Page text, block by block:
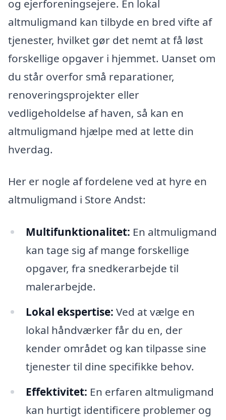
og ejerforeningsejere. En lokal
altmuligmand kan tilbyde en bred vifte af
tjenester, hvilket gør det nemt at få løst
forskellige opgaver i hjemmet. Uanset om
du står overfor små reparationer,
renoveringsprojekter eller
vedligeholdelse af haven, så kan en
altmuligmand hjælpe med at lette din
hverdag.
Her er nogle af fordelene ved at hyre en
altmuligmand i Store Andst:
Multifunktionalitet: En altmuligmand
kan tage sig af mange forskellige
opgaver, fra snedkerarbejde til
malerarbejde.
Lokal ekspertise: Ved at vælge en
lokal håndværker får du en, der
kender området og kan tilpasse sine
tjenester til dine specifikke behov.
Effektivitet: En erfaren altmuligmand
kan hurtigt identificere problemer og